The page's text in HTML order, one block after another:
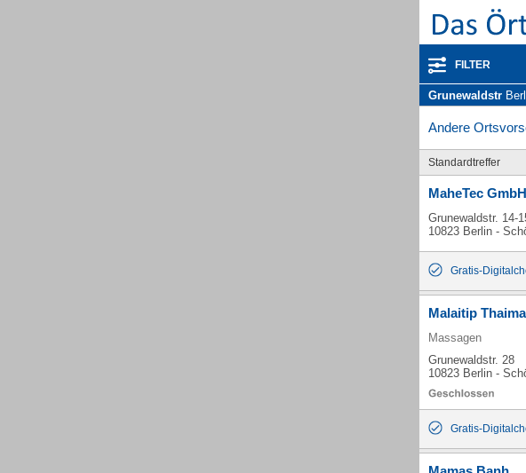
FILTER
Grunewaldstr
Andere
Standardtreffer
MaheTec GmbH
Grunewaldstr. 14-
10823 Berlin -
Gratis-
Malaitip
Massagen
Grunewaldstr. 28
10823 Berlin -
Gratis-